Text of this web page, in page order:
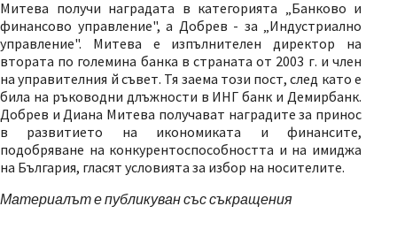
Митева получи наградата в категорията „Банково и
финансово управление", а Добрев - за „Индустриално
управление". Митева е изпълнителен директор на
втората по големина банка в страната от 2003 г. и член
на управителния й съвет. Тя заема този пост, след като е
била на ръководни длъжности в ИНГ банк и Демирбанк.
Добрев и Диана Митева получават наградите за принос
в развитието на икономиката и финансите,
подобряване на конкурентоспособността и на имиджа
на България, гласят условията за избор на носителите.
Материалът е публикуван със съкращения